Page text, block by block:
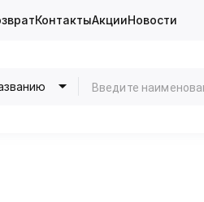
КонтактыАкцииНовости